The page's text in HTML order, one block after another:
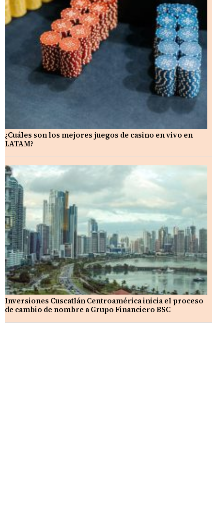
¿Cuáles son los mejores juegos de casino en vivo en
LATAM?
Inversiones Cuscatlán Centroamérica inicia el proceso
de cambio de nombre a Grupo Financiero BSC